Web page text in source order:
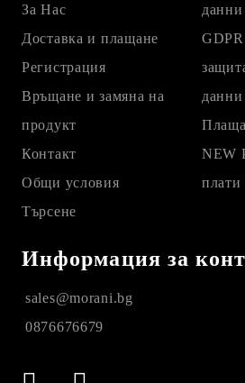
За Нас
Доставка и плащане
Регистрация
Връщане и замяна на
продукт
Контакт
Общи условия
Търсене
данни
данни
NEW
плати
Информация за
sales@morani.bg
0876676679